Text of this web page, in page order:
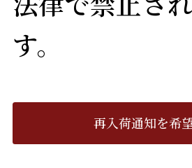
す。
再入荷通知を希